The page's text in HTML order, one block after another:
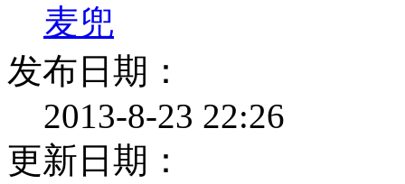
麦兜
发布日期：
2013-8-23 22:26
更新日期：